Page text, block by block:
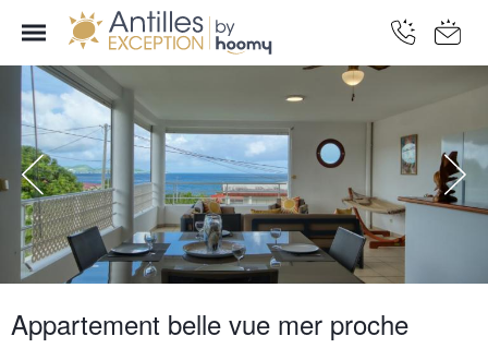
Appartement belle vue mer proche